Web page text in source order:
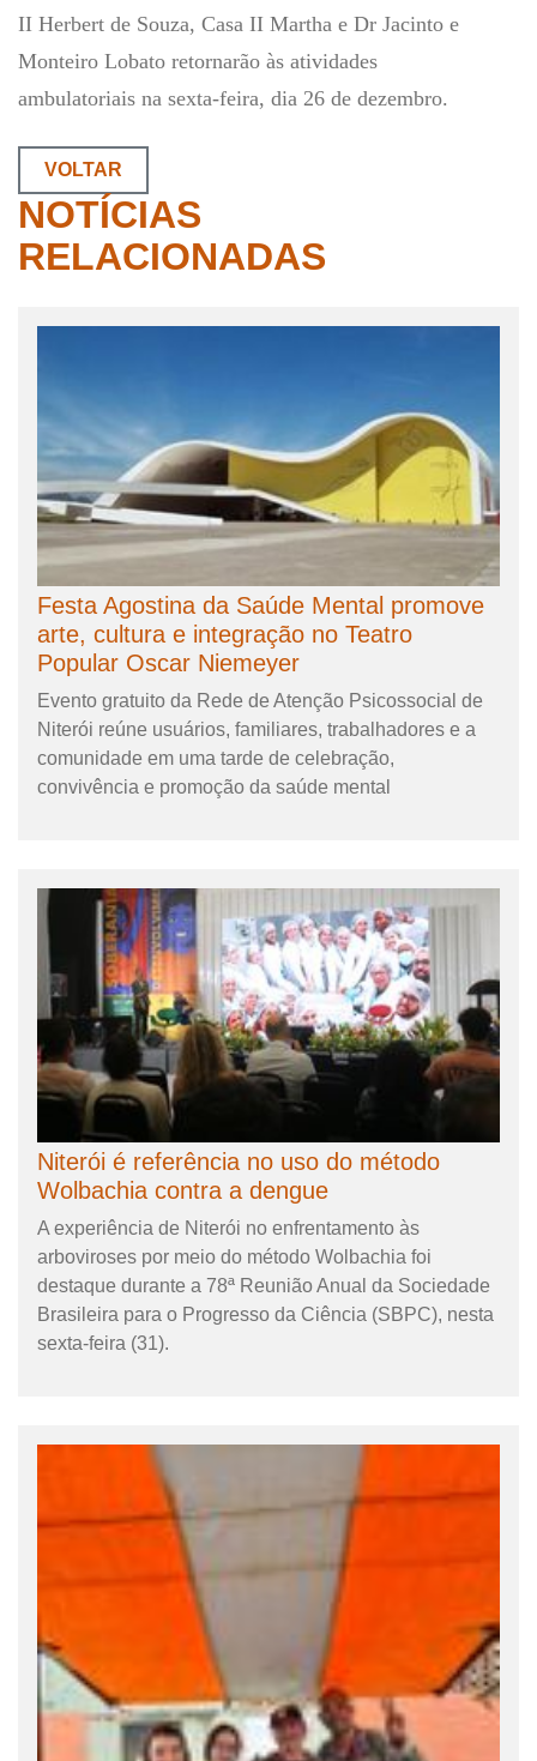
II Herbert de Souza, Casa II Martha e Dr Jacinto e
Monteiro Lobato retornarão às atividades
ambulatoriais na sexta-feira, dia 26 de dezembro.
VOLTAR
NOTÍCIAS
RELACIONADAS
Festa Agostina da Saúde Mental promove
arte, cultura e integração no Teatro
Popular Oscar Niemeyer
Evento gratuito da Rede de Atenção Psicossocial de
Niterói reúne usuários, familiares, trabalhadores e a
comunidade em uma tarde de celebração,
convivência e promoção da saúde mental
Niterói é referência no uso do método
Wolbachia contra a dengue
A experiência de Niterói no enfrentamento às
arboviroses por meio do método Wolbachia foi
destaque durante a 78ª Reunião Anual da Sociedade
Brasileira para o Progresso da Ciência (SBPC), nesta
sexta-feira (31).